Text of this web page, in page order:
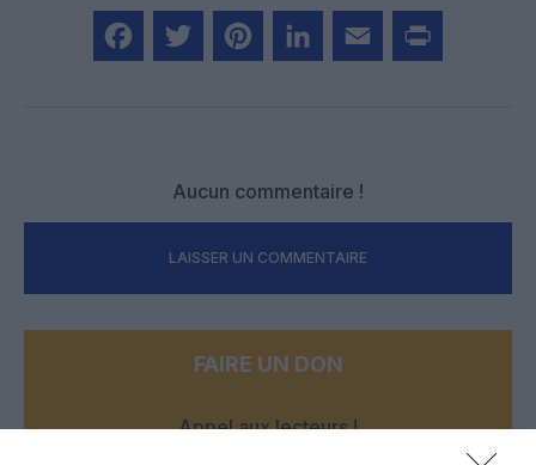
Aucun commentaire !
LAISSER UN COMMENTAIRE
FAIRE UN DON
Appel aux lecteurs !